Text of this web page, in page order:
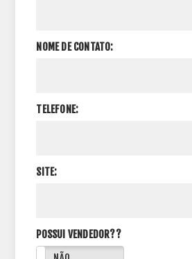
NOME DE CONTATO:
TELEFONE:
SITE:
POSSUI VENDEDOR??